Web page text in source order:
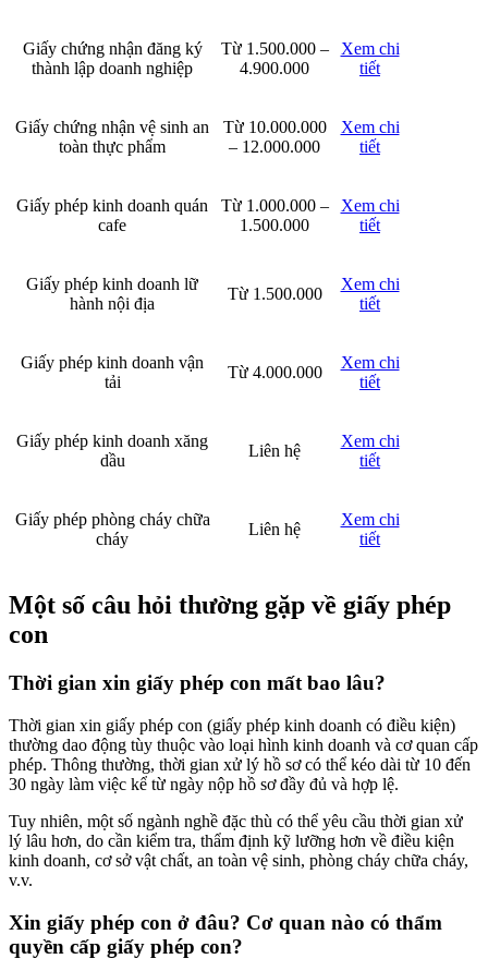
Giấy chứng nhận đăng ký
thành lập doanh nghiệp
Từ 1.500.000 –
4.900.000
Xem chi
tiết
Giấy chứng nhận vệ sinh an
toàn thực phẩm
Từ 10.000.000
– 12.000.000
Xem chi
tiết
Giấy phép kinh doanh quán
cafe
Từ 1.000.000 –
1.500.000
Xem chi
tiết
Giấy phép kinh doanh lữ
hành nội địa
Từ 1.500.000
Xem chi
tiết
Giấy phép kinh doanh vận
tải
Từ 4.000.000
Xem chi
tiết
Giấy phép kinh doanh xăng
dầu
Liên hệ
Xem chi
tiết
Giấy phép phòng cháy chữa
cháy
Liên hệ
Xem chi
tiết
Một số câu hỏi thường gặp về giấy phép
con
Thời gian xin giấy phép con mất bao lâu?
Thời gian xin giấy phép con (giấy phép kinh doanh có điều kiện)
thường dao động tùy thuộc vào loại hình kinh doanh và cơ quan cấp
phép. Thông thường, thời gian xử lý hồ sơ có thể kéo dài từ 10 đến
30 ngày làm việc kể từ ngày nộp hồ sơ đầy đủ và hợp lệ.
Tuy nhiên, một số ngành nghề đặc thù có thể yêu cầu thời gian xử
lý lâu hơn, do cần kiểm tra, thẩm định kỹ lưỡng hơn về điều kiện
kinh doanh, cơ sở vật chất, an toàn vệ sinh, phòng cháy chữa cháy,
v.v.
Xin giấy phép con ở đâu? Cơ quan nào có thẩm
quyền cấp giấy phép con?